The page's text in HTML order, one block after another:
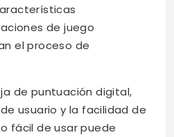
de juego
el proceso de
de puntuación digital,
usuario y la facilidad de
fácil de usar puede